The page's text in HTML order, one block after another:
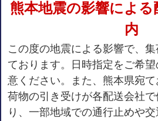
熊本地震の影響によ
内
この度の地震による影響で、
ております。日時指定をご希
意ください。また、熊本県宛
荷物の引き受けが各配送会社
り、一部地域での通行止めや